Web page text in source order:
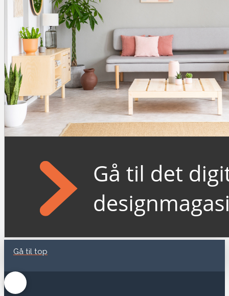
Gå til top